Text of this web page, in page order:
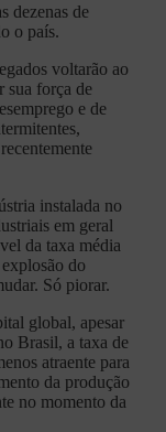
dezenas de
o país.
voltarão ao
sua força de
e de
instalada no
em geral
da taxa média
do
Só piorar.
global, apesar
Brasil, a taxa de
atraente para
da produção
no momento da